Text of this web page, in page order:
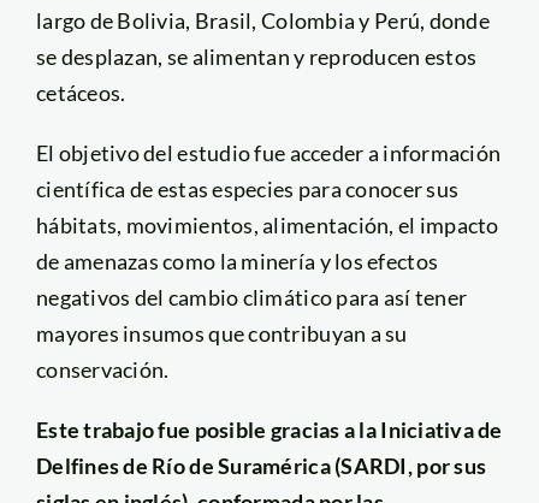
largo de Bolivia, Brasil, Colombia y Perú, donde
se desplazan, se alimentan y reproducen estos
cetáceos.
El objetivo del estudio fue acceder a información
científica de estas especies para conocer sus
hábitats, movimientos, alimentación, el impacto
de amenazas como la minería y los efectos
negativos del cambio climático para así tener
mayores insumos que contribuyan a su
conservación.
Este trabajo fue posible gracias a la Iniciativa de
Delfines de Río de Suramérica (SARDI, por sus